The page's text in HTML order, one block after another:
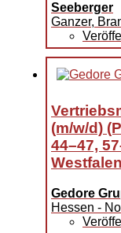
Seeberger
Ganzer,
(m/w/d)
44–47,
Gedore
Hessen -